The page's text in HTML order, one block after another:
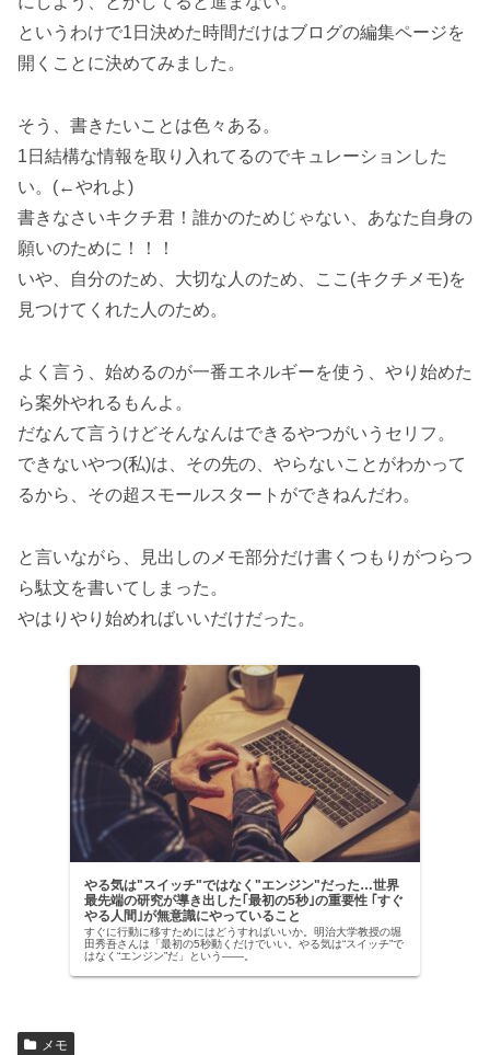
というわけで1日決めた時間だけはブログの編集ページを
開くことに決めてみました。
そう、書きたいことは色々ある。
1日結構な情報を取り入れてるのでキュレーションした
い。(←やれよ)
書きなさいキクチ君！誰かのためじゃない、あなた自身の
願いのために！！！
いや、自分のため、大切な人のため、ここ(キクチメモ)を
見つけてくれた人のため。
よく言う、始めるのが一番エネルギーを使う、やり始めた
ら案外やれるもんよ。
だなんて言うけどそんなんはできるやつがいうセリフ。
できないやつ(私)は、その先の、やらないことがわかって
るから、その超スモールスタートができねんだわ。
と言いながら、見出しのメモ部分だけ書くつもりがつらつ
ら駄文を書いてしまった。
やはりやり始めればいいだけだった。
やる気は"スイッチ"ではなく"エンジン"だった…世界
最先端の研究が導き出した｢最初の5秒｣の重要性 ｢すぐ
やる人間｣が無意識にやっていること
すぐに行動に移すためにはどうすればいいか。明治大学教授の堀
田秀吾さんは「最初の5秒動くだけでいい。やる気は“スイッチ”で
はなく“エンジン”だ」という――。
メモ